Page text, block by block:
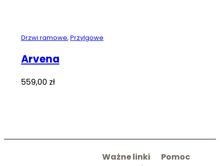
Drzwi ramowe, Przylgowe
Arvena
559,00 zł
Ważne linki
Pomoc